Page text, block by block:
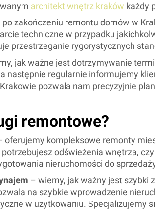
architekt wnętrz kraków każdy
po zakończeniu remontu domów w
techniczne w przypadku
przestrzeganie rygorystycznych
jak ważne jest dotrzymywanie
następnie regularnie informujemy
pozwala nam precyzyjnie
remontowe?
oferujemy kompleksowe remonty
odświeżenia wnętrza,
nieruchomości do
– wiemy, jak ważny jest szybki
na szybkie wprowadzenie
w użytkowaniu. Specjalizujemy